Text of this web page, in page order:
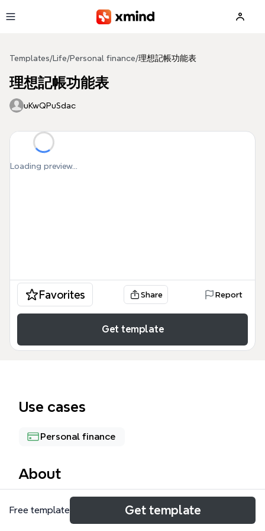
Templates/ Life/Personal finance/理想記帳功能表
理想記帳功能表
uKwQPuSdac
Loading preview...
Favorites Share Report
Get template
Use cases
Personal finance
About
理想记账功能表是一个包含105个节点的专业财务管理
架构，旨在为开发者或个人用户提供一套完整的记账应
Free template Get template